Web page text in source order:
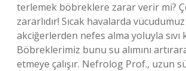
terlemek böbreklere zarar verir mi?
zararlıdır! Sıcak havalarda
akciğerlerden nefes alma yoluyla sıvı
Böbreklerimiz bunu su alımını
etmeye çalışır. Nefrolog Prof., uzun